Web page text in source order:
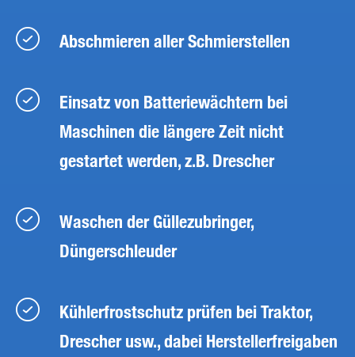
Abschmieren aller Schmierstellen
Einsatz von Batteriewächtern bei
Maschinen die längere Zeit nicht
gestartet werden, z.B. Drescher
Waschen der Güllezubringer,
Düngerschleuder
Kühlerfrostschutz prüfen bei Traktor,
Drescher usw., dabei Herstellerfreigaben